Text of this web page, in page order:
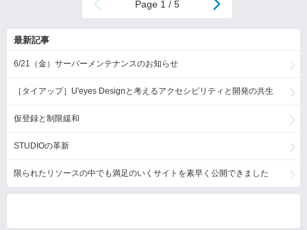
1 / 5
最新記事
6/21（金）サーバーメンテナンスのお知らせ
［タイアップ］U'eyes Designと考えるアクセシビリティと開発の共生
仮登録と制限緩和
STUDIOの革新
限られたリソースの中でも満足のいくサイトを素早く公開できました